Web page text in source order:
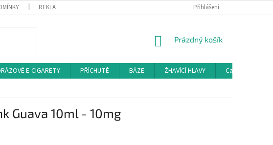
REKLAMAČNÍ ŘÁD HODNOCENÍ OBCHODU
Přihlášení
NÁKUPNÍ
Prázdný košík
E-CIGARETY PŘÍCHUTĚ BÁZE ŽHAVÍCÍ HLAVY
Cartridge a
Guava 10ml - 10mg